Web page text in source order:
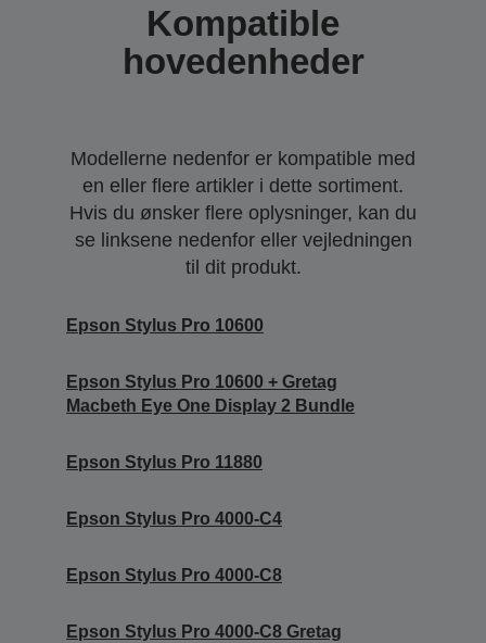
Kompatible
hovedenheder
Modellerne nedenfor er kompatible med
en eller flere artikler i dette sortiment.
Hvis du ønsker flere oplysninger, kan du
se linksene nedenfor eller vejledningen
til dit produkt.
Epson Stylus Pro 10600
Epson Stylus Pro 10600 + Gretag
Macbeth Eye One Display 2 Bundle
Epson Stylus Pro 11880
Epson Stylus Pro 4000-C4
Epson Stylus Pro 4000-C8
Epson Stylus Pro 4000-C8 Gretag